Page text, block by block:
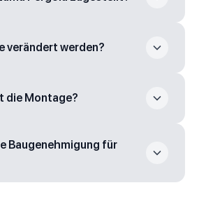
verändert werden?
die Montage?
Baugenehmigung für